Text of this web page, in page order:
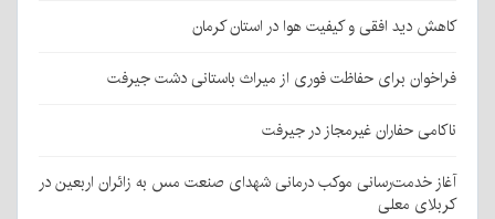
کاهش دید افقی و کیفیت هوا در استان کرمان
فراخوان برای حفاظت فوری از میراث باستانی دشت جیرفت
ناکامی حفاران غیرمجاز در جیرفت
آغاز خدمت‌رسانی موکب درمانی شهدای صنعت مس به زائران اربعین در
کربلای معلی